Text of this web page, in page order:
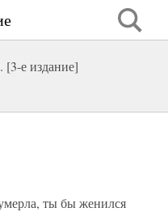
е издание]
ты бы женился